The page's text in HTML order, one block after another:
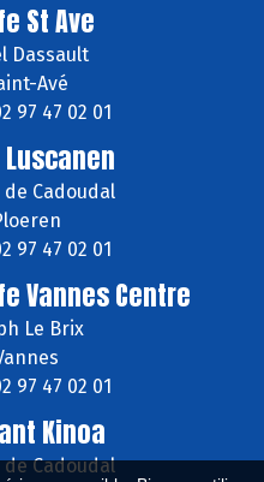
St Ave
Dassault
Avé
97 47 02 01
de Cadoudal
97 47 02 01
Vannes Centre
Le Brix
97 47 02 01
Kinoa
de Cadoudal